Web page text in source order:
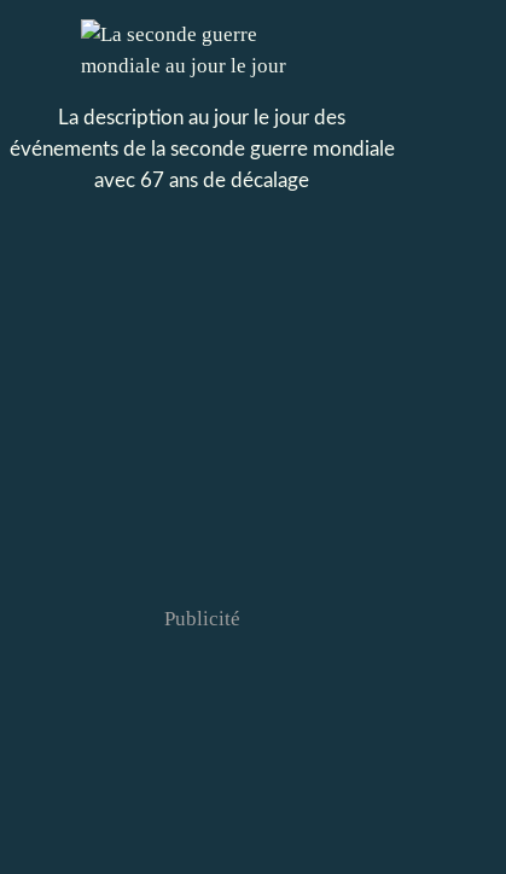
La description au jour le jour des
événements de la seconde guerre mondiale
avec 67 ans de décalage
Publicité